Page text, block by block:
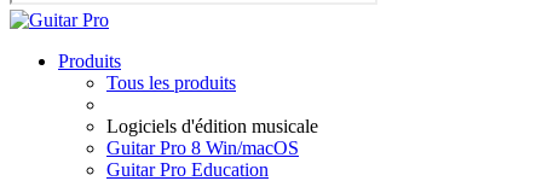
Produits
Tous les produits
Logiciels d'édition musicale
Guitar Pro 8 Win/macOS
Guitar Pro Education